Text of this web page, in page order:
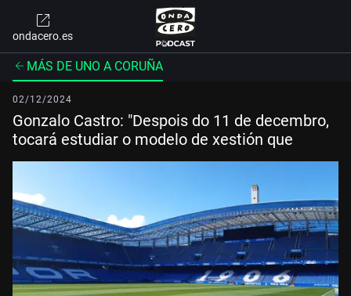
ondacero.es
MÁS DE UNO A CORUÑA
02/12/2024
Gonzalo Castro: "Despois do 11 de decembro,
tocará estudiar o modelo de xestión que